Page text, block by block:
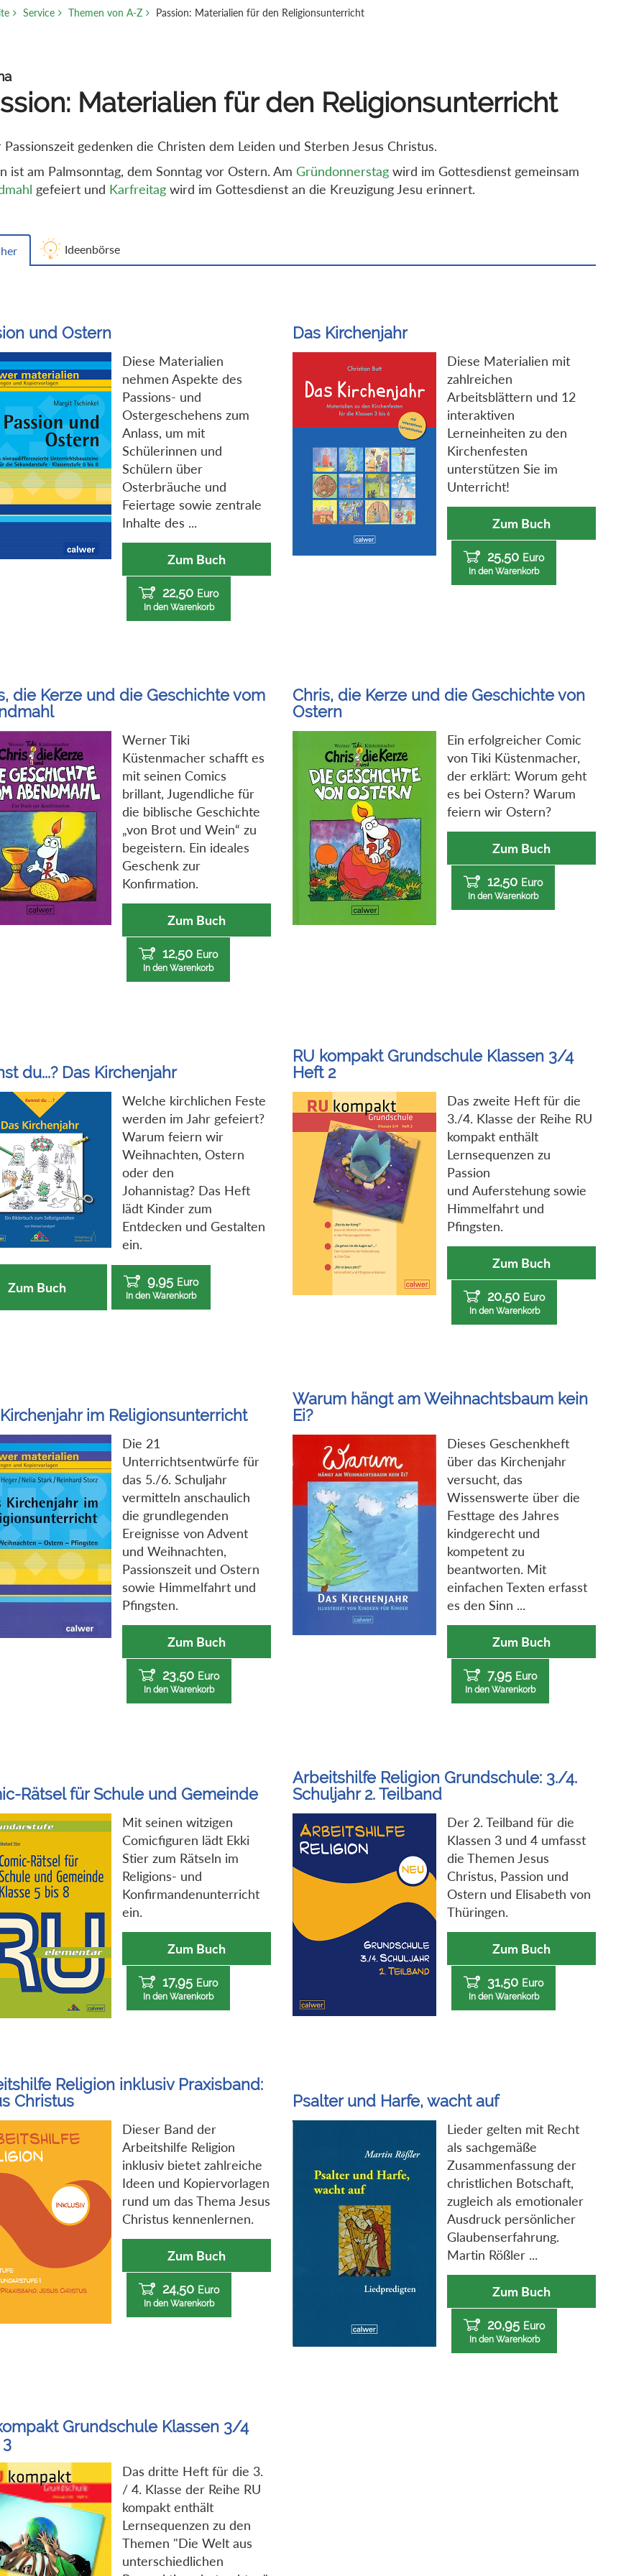
Service Themen von A-Z Passion: Materialien für den Religionsunterricht
Materialien für den Religionsunterricht
Passionszeit gedenken die Christen dem Leiden und Sterben Jesus Christus.
ist am Palmsonntag, dem Sonntag vor Ostern. AmGründonnerstag wird im Gottesdienst gemeinsam
gefeiert und Karfreitag wird im Gottesdienst an die Kreuzigung Jesu erinnert.
Ideenbörse
und Ostern
Diese Materialien
nehmen Aspekte des
Passions- und
Ostergeschehens zum
Anlass, um mit
Schülerinnen und
Schülern über
Osterbräuche und
Feiertage sowie zentrale
Inhalte des ...
Zum Buch
22,50 Euro
In den Warenkorb
Das Kirchenjahr
Diese Materialien mit
zahlreichen
Arbeitsblättern und 12
interaktiven
Lerneinheiten zu den
Kirchenfesten
unterstützen Sie im
Unterricht!
Zum Buch
25,50 Euro
In den Warenkorb
die Kerze und die Geschichte vom
Werner Tiki
Küstenmacher schafft es
mit seinen Comics
brillant, Jugendliche für
die biblische Geschichte
„von Brot und Wein“ zu
begeistern. Ein ideales
Geschenk zur
Konfirmation.
Zum Buch
12,50 Euro
In den Warenkorb
Chris, die Kerze und die Geschichte von
Ostern
Ein erfolgreicher Comic
von Tiki Küstenmacher,
der erklärt: Worum geht
es bei Ostern? Warum
feiern wir Ostern?
Zum Buch
12,50 Euro
In den Warenkorb
du...? Das Kirchenjahr
Welche kirchlichen Feste
werden im Jahr gefeiert?
Warum feiern wir
Weihnachten, Ostern
oder den
Johannistag? Das Heft
lädt Kinder zum
Entdecken und Gestalten
ein.
Zum Buch 9,95 Euro
In den Warenkorb
RU kompakt Grundschule Klassen 3/4
Heft 2
Das zweite Heft für die
3./4. Klasse der Reihe RU
kompakt enthält
Lernsequenzen zu
Passion
und Auferstehung sowie
Himmelfahrt und
Pfingsten.
Zum Buch
20,50 Euro
In den Warenkorb
im Religionsunterricht
Die 21
Unterrichtsentwürfe für
das 5./6. Schuljahr
vermitteln anschaulich
die grundlegenden
Ereignisse von Advent
und Weihnachten,
Passionszeit und Ostern
sowie Himmelfahrt und
Pfingsten.
Zum Buch
23,50 Euro
In den Warenkorb
Warum hängt am Weihnachtsbaum kein
Ei?
Dieses Geschenkheft
über das Kirchenjahr
versucht, das
Wissenswerte über die
Festtage des Jahres
kindgerecht und
kompetent zu
beantworten. Mit
einfachen Texten erfasst
es den Sinn ...
Zum Buch
7,95 Euro
In den Warenkorb
Rätsel für Schule und Gemeinde
Mit seinen witzigen
Comicfiguren lädt Ekki
Stier zum Rätseln im
Religions- und
Konfirmandenunterricht
ein.
Zum Buch
17,95 Euro
In den Warenkorb
Arbeitshilfe Religion Grundschule: 3./4.
Schuljahr 2. Teilband
Der 2. Teilband für die
Klassen 3 und 4 umfasst
die Themen Jesus
Christus, Passion und
Ostern und Elisabeth von
Thüringen.
Zum Buch
31,50 Euro
In den Warenkorb
Religion inklusiv Praxisband:
Christus
Dieser Band der
Arbeitshilfe Religion
inklusiv bietet zahlreiche
Ideen und Kopiervorlagen
rund um das Thema Jesus
Christus kennenlernen.
Zum Buch
24,50 Euro
In den Warenkorb
Psalter und Harfe, wacht auf
Lieder gelten mit Recht
als sachgemäße
Zusammenfassung der
christlichen Botschaft,
zugleich als emotionaler
Ausdruck persönlicher
Glaubenserfahrung.
Martin Rößler ...
Zum Buch
20,95 Euro
In den Warenkorb
Grundschule Klassen 3/4
Das dritte Heft für die 3.
/ 4. Klasse der Reihe RU
kompakt enthält
Lernsequenzen zu den
Themen "Die Welt aus
unterschiedlichen